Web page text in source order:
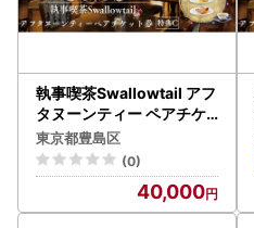
執事喫茶Swallowtail アフ
タヌーンティー ペアチケ
ット 特典C アフタヌーン
ティー セイボリー スコー
ン 紅茶 英国風 高級感 アン
ナマリア コンセプト喫茶
豊島区 東京
東京都豊島区
(0)
40,000